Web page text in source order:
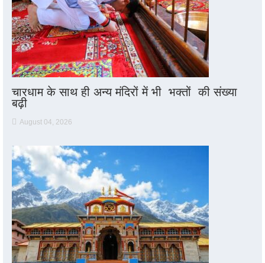
चारधाम के साथ ही अन्य मंदिरों में भी भक्तों की संख्या
बढ़ी
August 04, 2026